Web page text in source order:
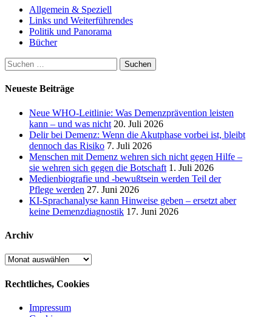
Allgemein & Speziell
Links und Weiterführendes
Politik und Panorama
Bücher
Suchen
nach:
Neueste Beiträge
Neue WHO-Leitlinie: Was Demenzprävention leisten
kann – und was nicht 20. Juli 2026
Delir bei Demenz: Wenn die Akutphase vorbei ist, bleibt
dennoch das Risiko 7. Juli 2026
Menschen mit Demenz wehren sich nicht gegen Hilfe –
sie wehren sich gegen die Botschaft 1. Juli 2026
Medienbiografie und -bewußtsein werden Teil der
Pflege werden 27. Juni 2026
KI-Sprachanalyse kann Hinweise geben – ersetzt aber
keine Demenzdiagnostik 17. Juni 2026
Archiv
Archiv
Rechtliches, Cookies
Impressum